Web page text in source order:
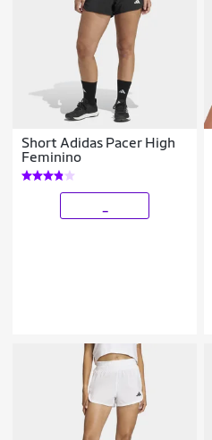
Short Adidas Pacer High
Feminino